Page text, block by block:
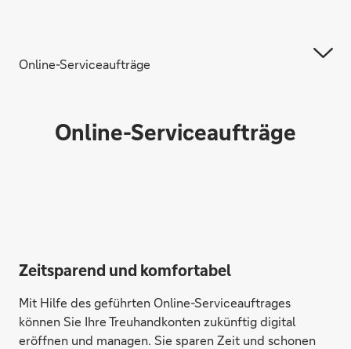
Online-Serviceaufträge
Online-Serviceaufträge
Zeitsparend und komfortabel
Mit Hilfe des geführten Online-Serviceauftrages
können Sie Ihre Treuhandkonten zukünftig digital
eröffnen und managen. Sie sparen Zeit und schonen